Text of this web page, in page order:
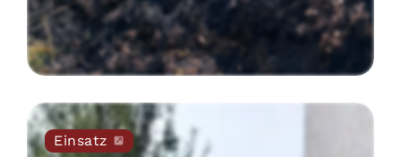
Einsatz